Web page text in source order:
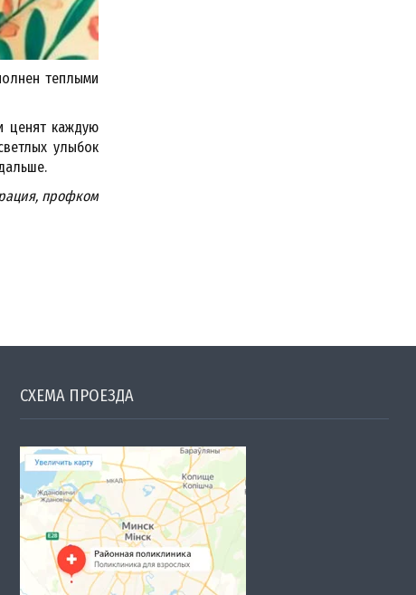
теплыми
ценят каждую
улыбок
профком
СХЕМА ПРОЕЗДА